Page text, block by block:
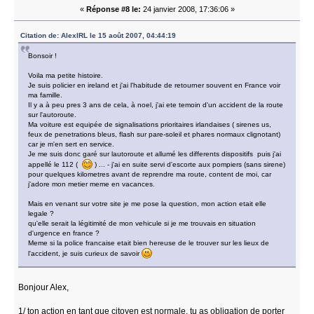
« Réponse #8 le: 24 janvier 2008, 17:36:06 »
Citation de: AlexIRL le 15 août 2007, 04:44:19
Bonsoir !
Voila ma petite histoire.
Je suis policier en ireland et j'ai l'habitude de retourner souvent en France voir
ma famille.
Il y a à peu pres 3 ans de cela, à noel, j'ai ete temoin d'un accident de la route
sur l'autoroute.
Ma voiture est equipée de signalisations prioritaires irlandaises ( sirenes us,
feux de penetrations bleus, flash sur pare-soleil et phares normaux clignotant)
car je m'en sert en service.
Je me suis donc garé sur lautoroute et allumé les differents dispositifs puis j'ai
appellé le 112 (
) ... - j'ai en suite servi d'escorte aux pompiers (sans sirene)
pour quelques kilometres avant de reprendre ma route, content de moi, car
j'adore mon metier meme en vacances.
Mais en venant sur votre site je me pose la question, mon action etait elle
legale ?
qu'elle serait la légitimité de mon vehicule si je me trouvais en situation
d'urgence en france ?
Meme si la police francaise etait bien hereuse de le trouver sur les lieux de
l'accident, je suis curieux de savoir
Bonjour Alex,
1/ ton action en tant que citoyen est normale, tu as obligation de porter